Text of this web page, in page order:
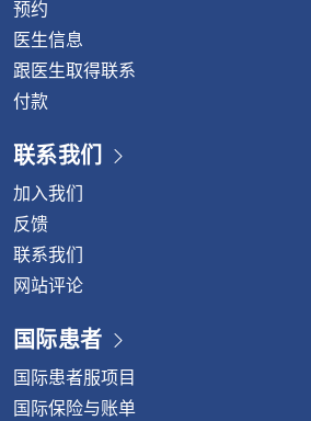
预约
医生信息
跟医生取得联系
付款
联系我们
加入我们
反馈
联系我们
网站评论
国际患者
国际患者服项目
国际保险与账单